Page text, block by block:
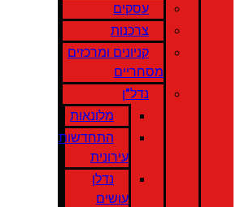
עסקים
צרכנות
קניונים ומרכזים
מסחריים
נדל"ן
מלונאות
התחדשות
עירונית
נדלן
עושים